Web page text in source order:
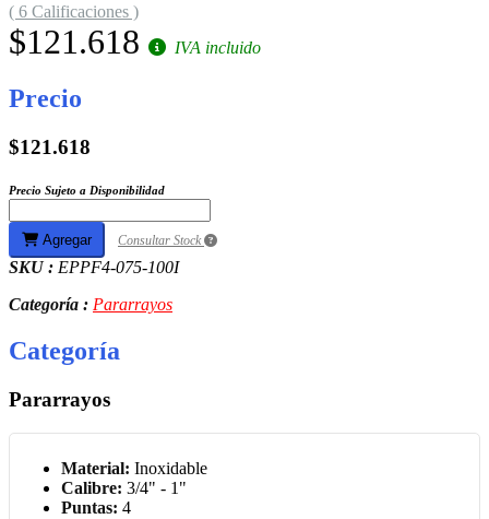
( 6 Calificaciones )
$121.618 IVA incluido
Precio
$121.618
Precio Sujeto a Disponibilidad
Agregar Consultar Stock
SKU : EPPF4-075-100I
Categoría : Pararrayos
Categoría
Pararrayos
Material: Inoxidable
Calibre: 3/4" - 1"
Puntas: 4